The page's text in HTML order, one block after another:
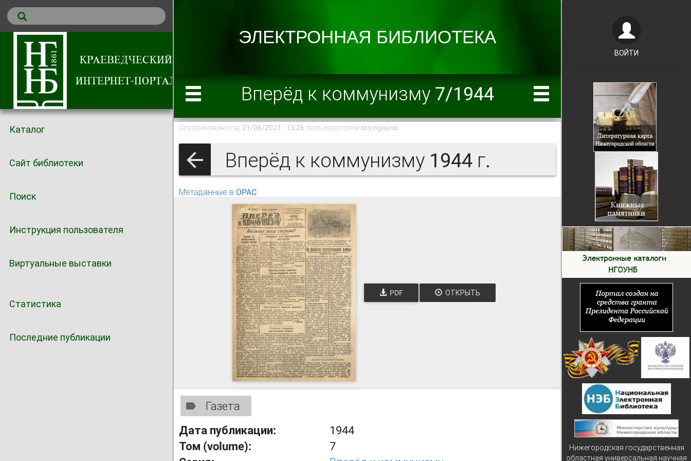
Каталог
Сайт библиотеки
Поиск
Инструкция пользователя
Виртуальные выставки
Статистика
Последние публикации
Вперёд к коммунизму 7/1944
Опубликовано пн, 21/06/2021 - 13:26 пользователем sto-ngounb
Вперёд к коммунизму 1944 г.
Метаданные в OPAC
PDF ОТКРЫТЬ
Газета
Дата публикации:
1944
Том (volume):
7
ВОЙТИ
Нижегородская государственная
областная универсальная научная